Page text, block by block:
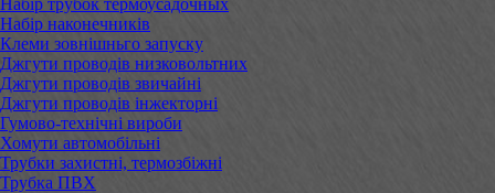
Набір наконечників
Клеми зовнішньго запуску
Джгути проводів низковольтних
Джгути проводів звичайні
Джгути проводів інжекторні
Гумово-технічні вироби
Хомути автомобільні
Трубки захистні, термозбіжні
Трубка ПВХ